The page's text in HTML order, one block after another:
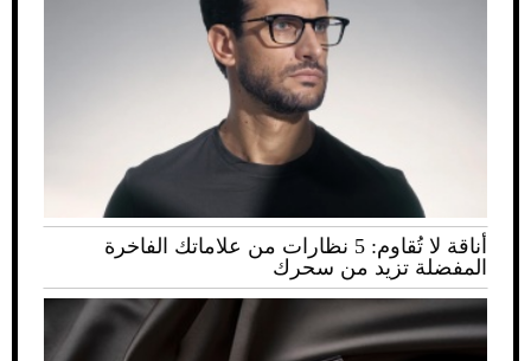
أناقة لا تُقاوم: 5 نظارات من علاماتك الفاخرة
المفضلة تزيد من سحرك